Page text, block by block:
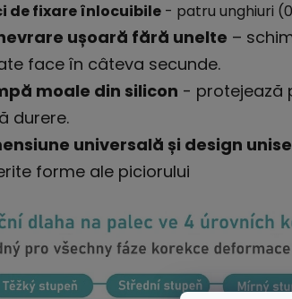
de fixare înlocuibile - patru unghiuri
ușoară fără unelte –
face în câteva secunde.
moale din silicon - protejează
durere.
universală și design
forme ale piciorului